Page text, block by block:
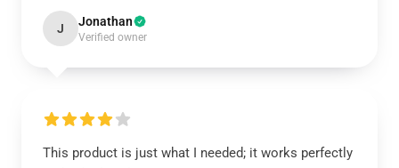
J Jonathan
Verified owner
This product is just what I needed; it works perfectly